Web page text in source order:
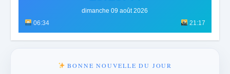
dimanche 09 août 2026
06:34
21:17
BONNE NOUVELLE DU JOUR